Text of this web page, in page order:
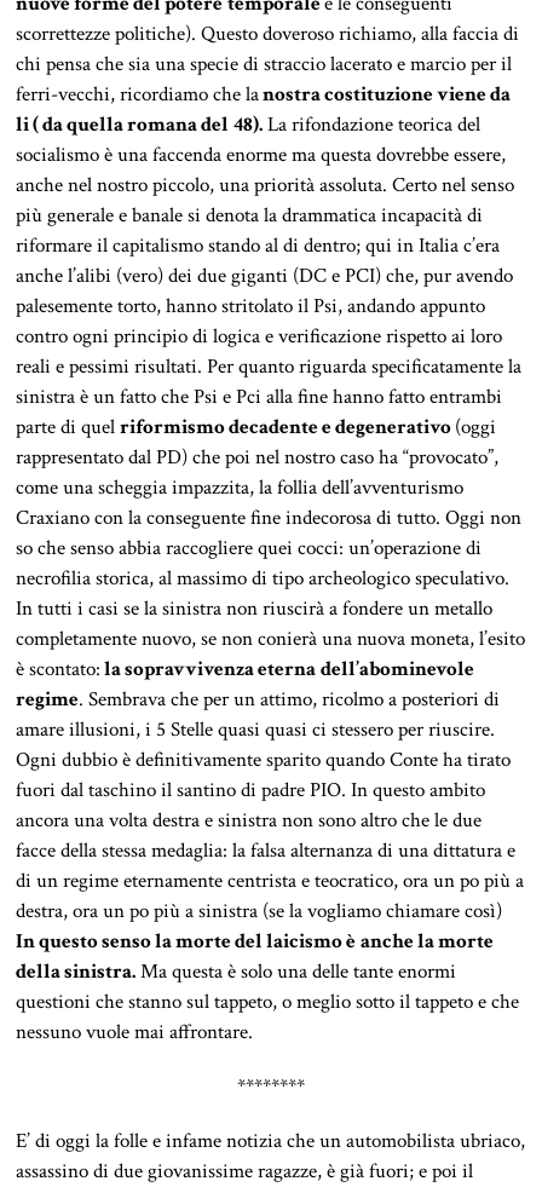
scorrettezze politiche). Questo doveroso richiamo, alla faccia di
chi pensa che sia una specie di straccio lacerato e marcio per il
ferri-vecchi, ricordiamo che lanostra costituzione viene da
li ( da quella romana del 48).La rifondazione teorica del
socialismo è una faccenda enorme ma questa dovrebbe essere,
anche nel nostro piccolo, una priorità assoluta. Certo nel senso
più generale e banale si denota la drammatica incapacità di
riformare il capitalismo stando al di dentro; qui in Italia c’era
anche l’alibi (vero) dei due giganti (DC e PCI) che, pur avendo
palesemente torto, hanno stritolato il Psi, andando appunto
contro ogni principio di logica e verificazione rispetto ai loro
reali e pessimi risultati. Per quanto riguarda specificatamente la
sinistra è un fatto che Psi e Pci alla fine hanno fatto entrambi
parte di quelriformismo decadente e degenerativo(oggi
rappresentato dal PD) che poi nel nostro caso ha “provocato”,
come una scheggia impazzita, la follia dell’avventurismo
Craxiano con la conseguente fine indecorosa di tutto. Oggi non
so che senso abbia raccogliere quei cocci: un’operazione di
necrofilia storica, al massimo di tipo archeologico speculativo.
In tutti i casi se la sinistra non riuscirà a fondere un metallo
completamente nuovo, se non conierà una nuova moneta, l’esito
è scontato:la sopravvivenza eterna dell’abominevole
regime. Sembrava che per un attimo, ricolmo a posteriori di
amare illusioni, i 5 Stelle quasi quasi ci stessero per riuscire.
Ogni dubbio è definitivamente sparito quando Conte ha tirato
fuori dal taschino il santino di padre PIO. In questo ambito
ancora una volta destra e sinistra non sono altro che le due
facce della stessa medaglia: la falsa alternanza di una dittatura e
di un regime eternamente centrista e teocratico, ora un po più a
destra, ora un po più a sinistra (se la vogliamo chiamare così)
In questo senso la morte del laicismo è anche la morte
della sinistra.Ma questa è solo una delle tante enormi
questioni che stanno sul tappeto, o meglio sotto il tappeto e che
nessuno vuole mai affrontare.
********
E’ di oggi la folle e infame notizia che un automobilista ubriaco,
assassino di due giovanissime ragazze, è già fuori; e poi il